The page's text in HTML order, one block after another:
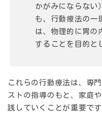
かがみにならない
も、行動療法の一
は、 物理的に胃の
する ことを目的と
これらの行動療法は、専
ストの指導のもと、家庭
践していくことが重要です